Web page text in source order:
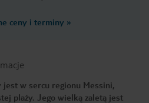
ceny i terminy »
jest w sercu regionu Messini,
plaży. Jego wielką zaletą jest